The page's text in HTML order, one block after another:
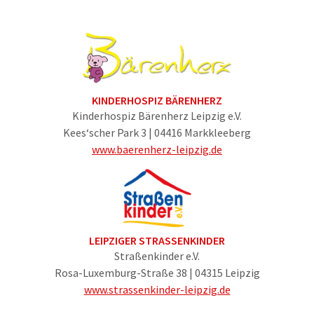
KINDERHOSPIZ BÄRENHERZ
Kinderhospiz Bärenherz Leipzig e.V.
Kees‘scher Park 3 | 04416 Markkleeberg
www.baerenherz-leipzig.de
LEIPZIGER STRASSENKINDER
Straßenkinder e.V.
Rosa-Luxemburg-Straße 38 | 04315 Leipzig
www.strassenkinder-leipzig.de